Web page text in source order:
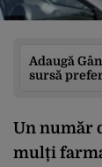
Adaugă
sursă
Un număr
mulți